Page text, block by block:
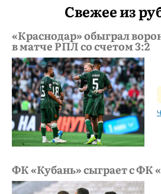
Свежее из
«Краснодар» обыграл
в матче РПЛ со счетом 3:2
ФК «Кубань» сыграет с ФК